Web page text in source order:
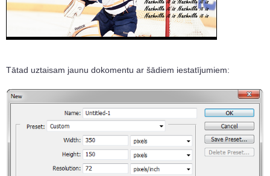
Tātad uztaisam jaunu dokomentu ar šādiem iestatījumiem: